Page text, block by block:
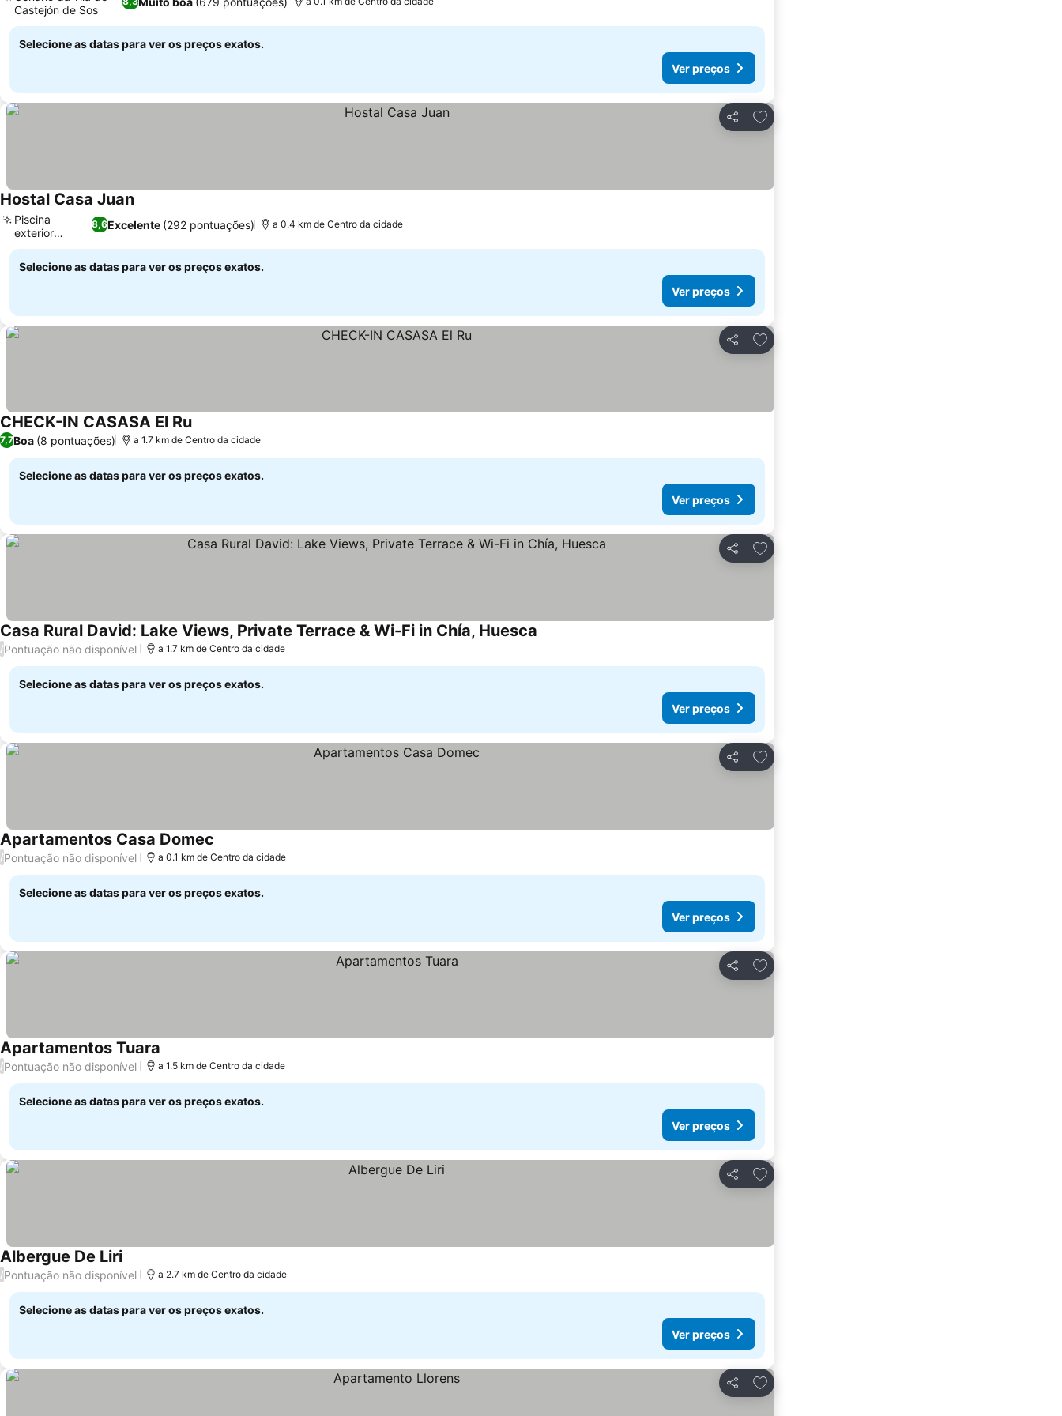
Castejón de Sos
Selecione as datas para ver os preços exatos.
Ver preços
Partilhar
Adicionar aos favoritos
Hostal Casa Juan
8,6Excelente (292 pontuações)
Piscina
exterior
sazonal
a 0.4 km de Centro da cidade
Selecione as datas para ver os preços exatos.
Ver preços
Partilhar
Adicionar aos favoritos
CHECK-IN CASASA El Ru
7,7Boa (8 pontuações) a 1.7 km de Centro da cidade
Selecione as datas para ver os preços exatos.
Ver preços
Partilhar
Adicionar aos favoritos
Casa Rural David: Lake Views, Private Terrace & Wi-Fi in Chía, Huesca
/Pontuação não disponível a 1.7 km de Centro da cidade
Selecione as datas para ver os preços exatos.
Ver preços
Partilhar
Adicionar aos favoritos
Apartamentos Casa Domec
/Pontuação não disponível a 0.1 km de Centro da cidade
Selecione as datas para ver os preços exatos.
Ver preços
Partilhar
Adicionar aos favoritos
Apartamentos Tuara
/Pontuação não disponível a 1.5 km de Centro da cidade
Selecione as datas para ver os preços exatos.
Ver preços
Partilhar
Adicionar aos favoritos
Albergue De Liri
/Pontuação não disponível a 2.7 km de Centro da cidade
Selecione as datas para ver os preços exatos.
Ver preços
Partilhar
Adicionar aos favoritos